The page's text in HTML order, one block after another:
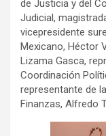
de Justicia y del
Judicial,
vicepresidente
Mexicano, Héctor
Lizama Gasca,
Coordinación
representante de
Finanzas, Alfredo